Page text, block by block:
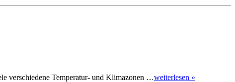
verschiedene Temperatur- und Klimazonen …weiterlesen »